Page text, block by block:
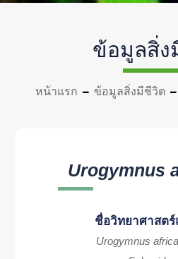
ข้อมูลสิ่ง
หน้าแรก ข้อมูลสิ่งมีชีวิต
Urogymnus
ชื่อวิทยาศาสตร์
Urogymnus